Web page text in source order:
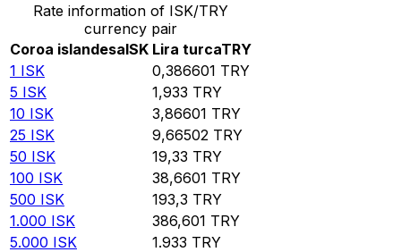
Rate information of ISK/TRY
currency pair
Coroa islandesaISK Lira turcaTRY
1 ISK 0,386601 TRY
5 ISK 1,933 TRY
10 ISK 3,86601 TRY
25 ISK 9,66502 TRY
50 ISK 19,33 TRY
100 ISK 38,6601 TRY
500 ISK 193,3 TRY
1.000 ISK 386,601 TRY
5.000 ISK 1.933 TRY